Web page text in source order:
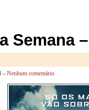
Semana
– Nenhum comentário